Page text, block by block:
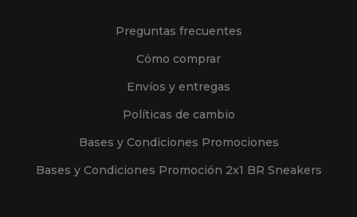
Preguntas frecuentes
Cómo comprar
Envíos y entregas
Políticas de cambio
Bases y Condiciones Promociones
Bases y Condiciones Promoción 2x1 BR Sneakers